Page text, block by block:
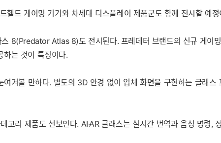
헬드 게이밍 기기와 차세대 디스플레이 제품군도 함께 전시할 예정
8(Predator Atlas 8)도 전시된다. 프레데터 브랜드의 신규 게
하는 것이 특징이다.
겨볼 만하다. 별도의 3D 안경 없이 입체 화면을 구현하는 글래
고리 제품도 선보인다. AI·AR 글래스는 실시간 번역과 음성 명령